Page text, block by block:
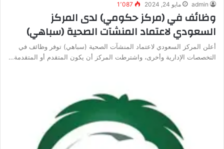
admin مايو 24, 2024 1٬087
وظائف في (مركز حكومي) لدى المركز
السعودي لاعتماد المنشآت الصحية (سباهي)
أعلن المركز السعودي لاعتماد المنشآت الصحية (سباهي) توفر وظائف في
التخصصات الإدارية وأخرى، واشترطت المركز أن يكون المتقدم أو المتقدمة…